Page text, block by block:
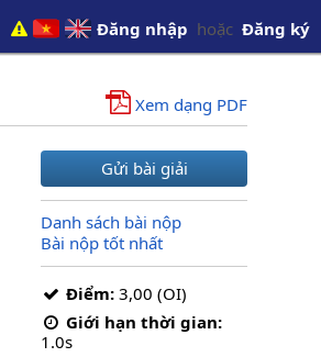
Đăng nhập hoặc Đăng ký
Xem dạng PDF
Gửi bài giải
Danh sách bài nộp
Bài nộp tốt nhất
Điểm: 3,00 (OI)
Giới hạn thời gian:
1.0s